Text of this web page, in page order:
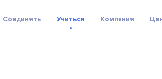
Соединять Учиться Компания